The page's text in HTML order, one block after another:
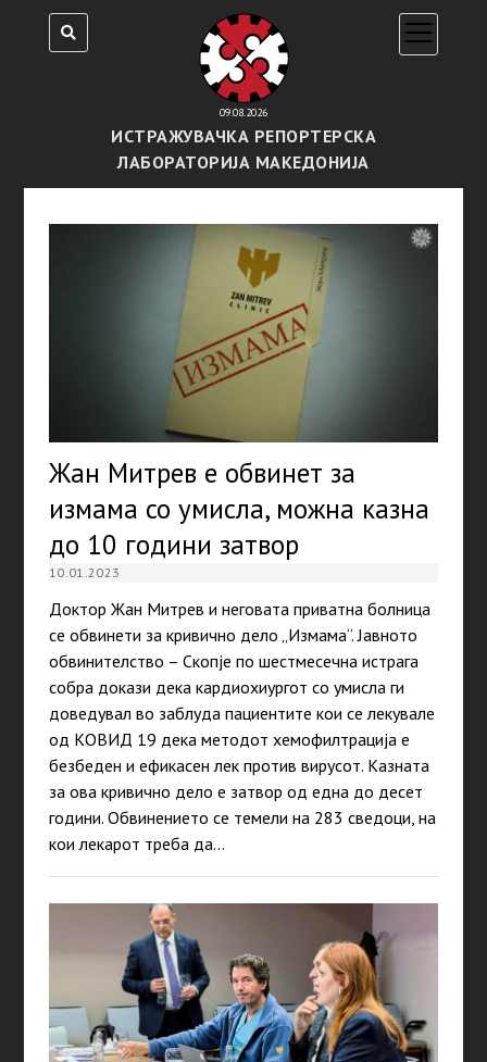
09.08.2026
ИСТРАЖУВАЧКА РЕПОРТЕРСКА
ЛАБОРАТОРИЈА МАКЕДОНИЈА
open
menu
Жан Митрев е обвинет за
измама со умисла, можна казна
до 10 години затвор
10.01.2023
Доктор Жан Митрев и неговата приватна болница
се обвинети за кривично дело „Измама“. Јавното
обвинителство – Скопје по шестмесечна истрага
собра докази дека кардиохиургот со умисла ги
доведувал во заблуда пациентите кои се лекувале
од КОВИД 19 дека методот хемофилтрација е
безбеден и ефикасен лек против вирусот. Казната
за ова кривично дело е затвор од една до десет
години. Обвинението се темели на 283 сведоци, на
кои лекарот треба да…